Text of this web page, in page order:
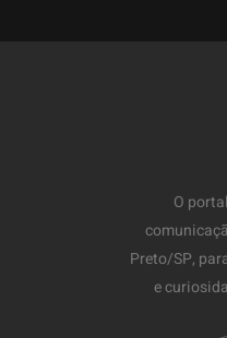
O
Preto/SP,
e